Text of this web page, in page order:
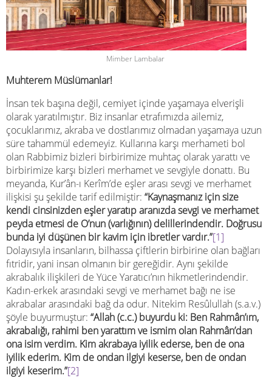
Mimber Lambalar
Muhterem Müslümanlar!
İnsan tek başına değil, cemiyet içinde yaşamaya elverişli
olarak yaratılmıştır. Biz insanlar etrafımızda ailemiz,
çocuklarımız, akraba ve dostlarımız olmadan yaşamaya uzun
süre tahammül edemeyiz. Kullarına karşı merhameti bol
olan Rabbimiz bizleri birbirimize muhtaç olarak yarattı ve
birbirimize karşı bizleri merhamet ve sevgiyle donattı. Bu
meyanda, Kur’ân-ı Kerîm’de eşler arası sevgi ve merhamet
ilişkisi şu şekilde tarif edilmiştir: “Kaynaşmanız için size
kendi cinsinizden eşler yaratıp aranızda sevgi ve merhamet
peyda etmesi de O’nun (varlığının) delillerindendir. Doğrusu
bunda iyi düşünen bir kavim için ibretler vardır.”[1]
Dolayısıyla insanların, bilhassa çiftlerin birbirine olan bağları
fıtridir, yani insan olmanın bir gereğidir. Aynı şekilde
akrabalık ilişkileri de Yüce Yaratıcı’nın hikmetlerindendir.
Kadın-erkek arasındaki sevgi ve merhamet bağı ne ise
akrabalar arasındaki bağ da odur. Nitekim Resûlullah (s.a.v.)
şöyle buyurmuştur: “Allah (c.c.) buyurdu ki: Ben Rahmân’ım,
akrabalığı, rahimi ben yarattım ve ismim olan Rahmân’dan
ona isim verdim. Kim akrabaya iyilik ederse, ben de ona
iyilik ederim. Kim de ondan ilgiyi keserse, ben de ondan
ilgiyi keserim.”[2]